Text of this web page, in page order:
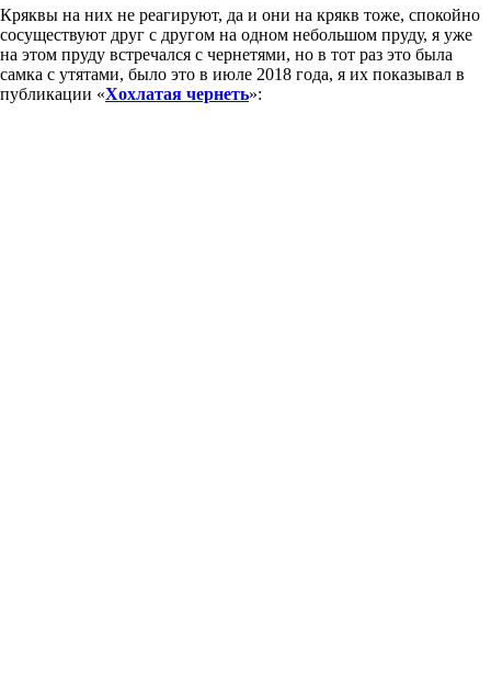
Кряквы на них не реагируют, да и они на крякв тоже, спокойно
сосуществуют друг с другом на одном небольшом пруду, я уже
на этом пруду встречался с чернетями, но в тот раз это была
самка с утятами, было это в июле 2018 года, я их показывал в
публикации «Хохлатая чернеть»: